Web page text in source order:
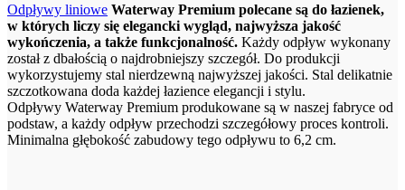
Odpływy liniowe Waterway Premium polecane są do łazienek,
w których liczy się elegancki wygląd, najwyższa jakość
wykończenia, a także funkcjonalność. Każdy odpływ wykonany
został z dbałością o najdrobniejszy szczegół. Do produkcji
wykorzystujemy stal nierdzewną najwyższej jakości. Stal delikatnie
szczotkowana doda każdej łazience elegancji i stylu.
Odpływy Waterway Premium produkowane są w naszej fabryce od
podstaw, a każdy odpływ przechodzi szczegółowy proces kontroli.
Minimalna głębokość zabudowy tego odpływu to 6,2 cm.